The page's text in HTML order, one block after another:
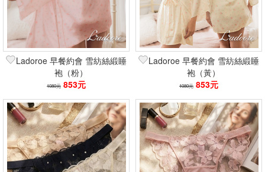
Ladoroe 早餐約會 雪紡絲緞睡
袍（粉）
1080元 853元
Ladoroe 早餐約會 雪紡絲緞睡
袍（黃）
1080元 853元